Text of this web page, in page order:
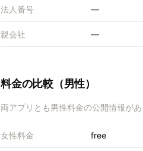
法人番号 —
親会社 —
料金の比較（男性）
両アプリとも男性料金の公開情報が
女性料金 free